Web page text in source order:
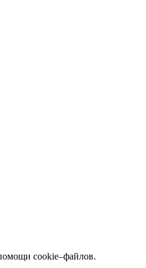
cookie–файлов.